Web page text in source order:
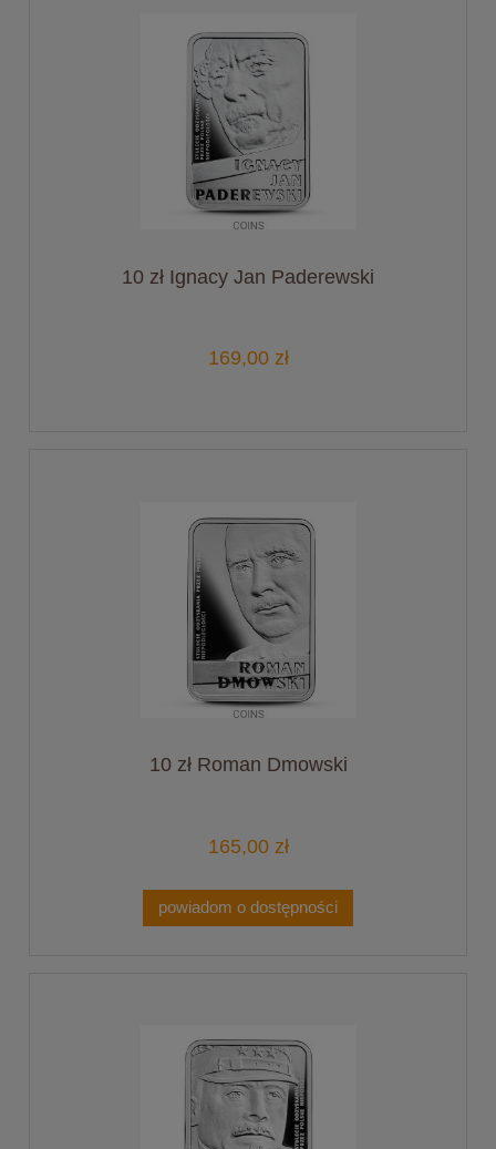
10 zł Ignacy Jan Paderewski
169,00 zł
10 zł Roman Dmowski
165,00 zł
powiadom o dostępności